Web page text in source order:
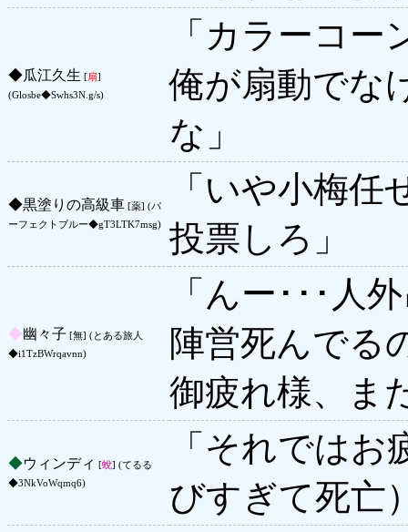
◆瓜江久生 [扇]
(Glosbe◆Swhs3N.g/s)
「カラーコー
俺が扇動でな
な」
◆黒塗りの高級車 [薬] (パ
ーフェクトブルー◆gT3LTK7msg)
「いや小梅
投票しろ」
◆幽々子 [無] (とある旅人
◆i1TzBWrqavnn)
「んー･･･人
陣営死んでる
御疲れ様、ま
◆ウィンディ [蛻] (てるる
◆3NkVoWqmq6)
「それでは
びすぎて死亡